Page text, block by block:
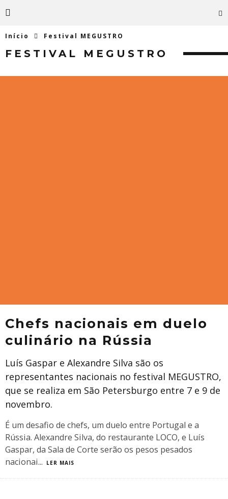
Início Festival MEGUSTRO
FESTIVAL MEGUSTRO
Chefs nacionais em duelo
culinário na Rússia
Luís Gaspar e Alexandre Silva são os
representantes nacionais no festival MEGUSTRO,
que se realiza em São Petersburgo entre 7 e 9 de
novembro.
É um desafio de chefs, um duelo entre Portugal e a
Rússia. Alexandre Silva, do restaurante LOCO, e Luís
Gaspar, da Sala de Corte serão os pesos pesados
nacionai... LER MAIS